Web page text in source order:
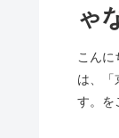
ゃ
ー
豆
こんに
は、「
す。を